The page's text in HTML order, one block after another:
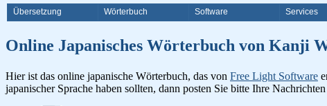
Übersetzung Wörterbuch Software Services
Online Japanisches Wörterbuch von Kanji
Hier ist das online japanische Wörterbuch, das von Free Light Software
japanischer Sprache haben sollten, dann posten Sie bitte Ihre